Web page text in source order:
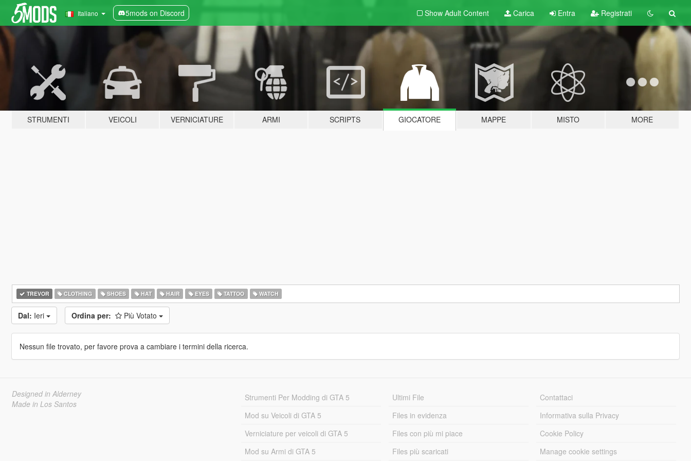
Italiano 5mods on Discord Show Adult Content Carica Entra Registrati
STRUMENTI VEICOLI VERNICIATURE ARMI SCRIPTS GIOCATORE MAPPE MISTO MORE
TREVOR CLOTHING SHOES HAT HAIR EYES TATTOO WATCH
Dal: Ieri Ordina per: Più Votato
Nessun file trovato, per favore prova a cambiare i termini della ricerca.
Designed in Alderney
Made in Los Santos
Strumenti Per Modding di GTA 5
Mod su Veicoli di GTA 5
Verniciature per veicoli di GTA 5
Mod su Armi di GTA 5
Ultimi File
Files in evidenza
Files con più mi piace
Files più scaricati
Contattaci
Informativa sulla Privacy
Cookie Policy
Manage cookie settings